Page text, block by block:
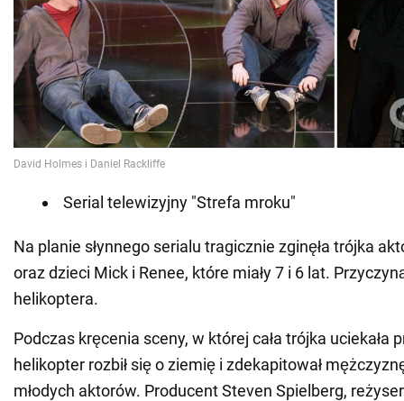
Serial telewizyjny "Strefa mroku"
Na planie słynnego serialu tragicznie zginęła trójka
oraz dzieci Mick i Renee, które miały 7 i 6 lat.
helikoptera.
Podczas kręcenia sceny, w której cała trójka uciekała
helikopter rozbił się o ziemię i zdekapitował
młodych aktorów. Producent Steven Spielberg,